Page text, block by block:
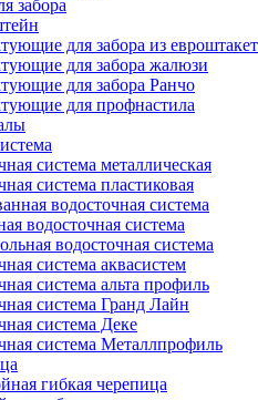
забора
для забора из
для забора жалюзи
для забора Ранчо
для профнастила
система металлическая
система пластиковая
водосточная система
водосточная система
водосточная система
система аквасистем
система альта профиль
система Гранд Лайн
система Деке
система Металлпрофиль
гибкая черепица